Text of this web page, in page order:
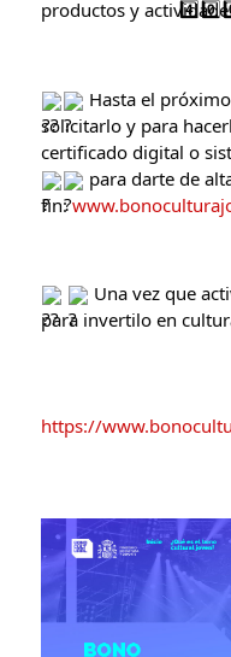
productos y
Hasta el
solicitarlo y para
certificado digital o
para darte de
fin:
Una vez que
para invertilo en
https://